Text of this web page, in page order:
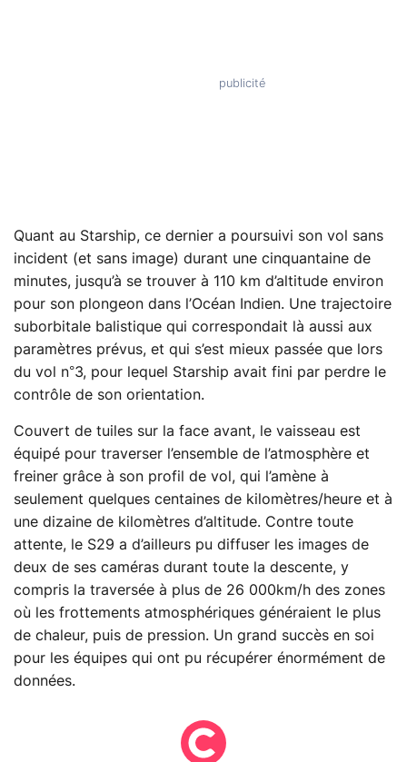
Quant au Starship, ce dernier a poursuivi son vol sans
incident (et sans image) durant une cinquantaine de
minutes, jusqu’à se trouver à 110 km d’altitude environ
pour son plongeon dans l’Océan Indien. Une trajectoire
suborbitale balistique qui correspondait là aussi aux
paramètres prévus, et qui s’est mieux passée que lors
du vol n°3, pour lequel Starship avait fini par perdre le
contrôle de son orientation.
Couvert de tuiles sur la face avant, le vaisseau est
équipé pour traverser l’ensemble de l’atmosphère et
freiner grâce à son profil de vol, qui l’amène à
seulement quelques centaines de kilomètres/heure et à
une dizaine de kilomètres d’altitude. Contre toute
attente, le S29 a d’ailleurs pu diffuser les images de
deux de ses caméras durant toute la descente, y
compris la traversée à plus de 26 000km/h des zones
où les frottements atmosphériques généraient le plus
de chaleur, puis de pression. Un grand succès en soi
pour les équipes qui ont pu récupérer énormément de
données.